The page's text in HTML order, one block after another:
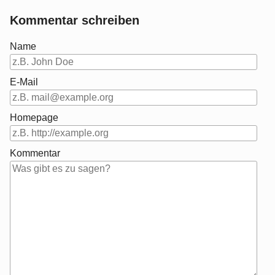
Kommentar schreiben
Name
E-Mail
Homepage
Kommentar